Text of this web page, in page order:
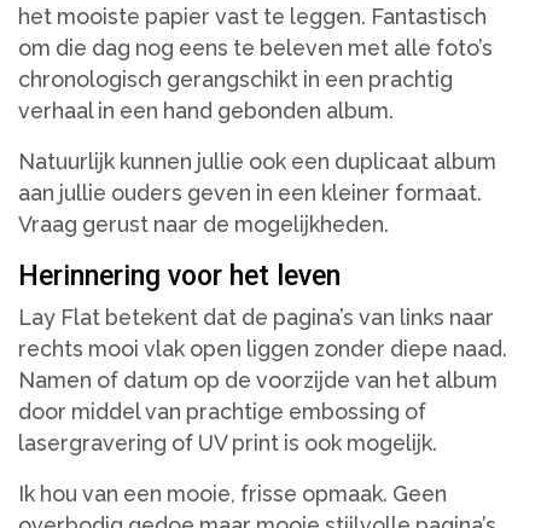
het mooiste papier vast te leggen. Fantastisch
om die dag nog eens te beleven met alle foto’s
chronologisch gerangschikt in een prachtig
verhaal in een hand gebonden album.
Natuurlijk kunnen jullie ook een duplicaat album
aan jullie ouders geven in een kleiner formaat.
Vraag gerust naar de mogelijkheden.
Herinnering voor het leven
Lay Flat betekent dat de pagina’s van links naar
rechts mooi vlak open liggen zonder diepe naad.
Namen of datum op de voorzijde van het album
door middel van prachtige embossing of
lasergravering of UV print is ook mogelijk.
Ik hou van een mooie, frisse opmaak. Geen